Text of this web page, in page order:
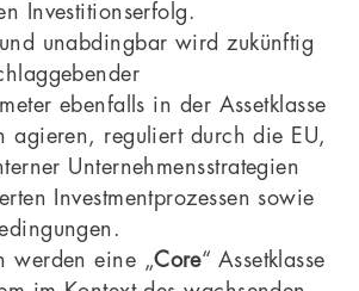
Investitionserfolg.
unabdingbar wird zukünftig
ebenfalls in der Assetklasse
agieren, reguliert durch die EU,
Unternehmensstrategien
Investmentprozessen sowie
werden eine „Core“ Assetklasse